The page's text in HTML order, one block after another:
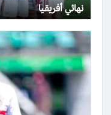
نهائي أفريقيا